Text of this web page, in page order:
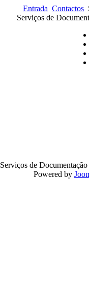
Entrada Contactos
Serviços de
Serviços de
Powered by